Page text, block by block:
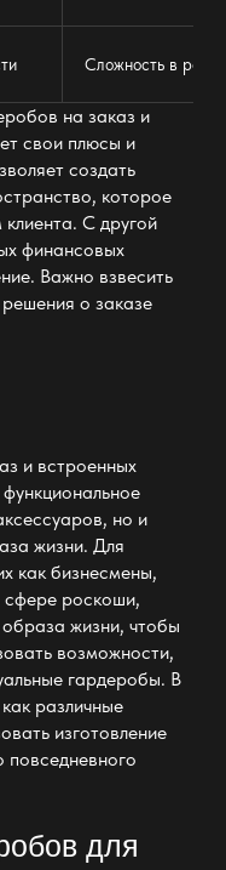
Сложность в
на заказ и
свои плюсы и
создать
которое
С другой
финансовых
Важно взвесить
о заказе
и встроенных
но и
жизни. Для
как бизнесмены,
сфере роскоши,
жизни, чтобы
возможности,
гардеробы. В
различные
изготовление
повседневного
для